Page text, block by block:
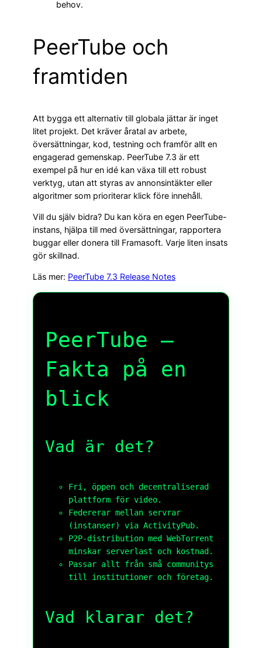
behov.
PeerTube och
framtiden
Att bygga ett alternativ till globala jättar är inget
litet projekt. Det kräver åratal av arbete,
översättningar, kod, testning och framför allt en
engagerad gemenskap. PeerTube 7.3 är ett
exempel på hur en idé kan växa till ett robust
verktyg, utan att styras av annonsintäkter eller
algoritmer som prioriterar klick före innehåll.
Vill du själv bidra? Du kan köra en egen PeerTube-
instans, hjälpa till med översättningar, rapportera
buggar eller donera till Framasoft. Varje liten insats
gör skillnad.
Läs mer: PeerTube 7.3 Release Notes
PeerTube –
Fakta på en
blick
Vad är det?
Fri, öppen och decentraliserad
plattform för video.
Federerar mellan servrar
(instanser) via ActivityPub.
P2P-distribution med WebTorrent
minskar serverlast och kostnad.
Passar allt från små communitys
till institutioner och företag.
Vad klarar det?